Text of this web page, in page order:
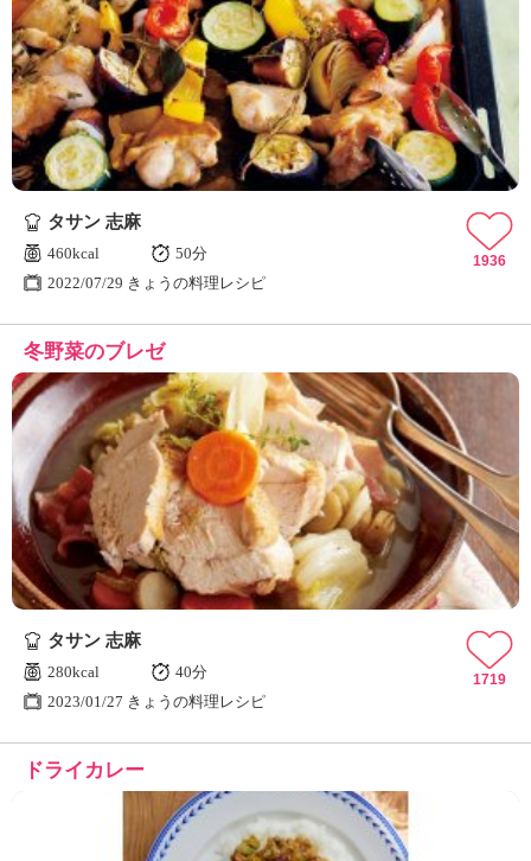
タサン 志麻
460kcal
50分
2022/07/29 きょうの料理レシピ
1936
冬野菜のブレゼ
タサン 志麻
280kcal
40分
2023/01/27 きょうの料理レシピ
1719
ドライカレー